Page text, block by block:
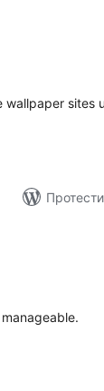
sites